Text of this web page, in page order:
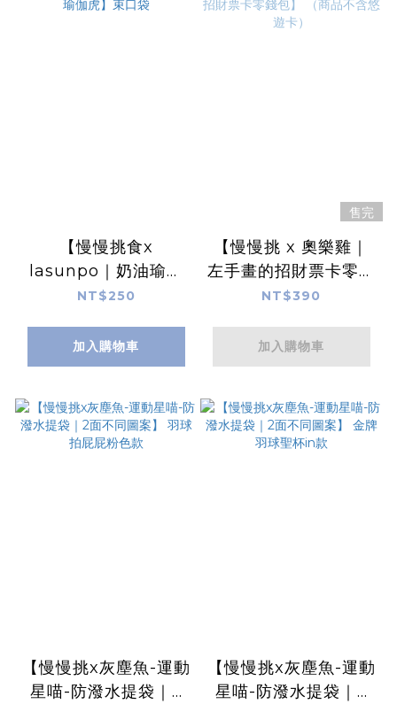
【慢慢挑食x
lasunpo｜奶油瑜伽
虎】束口袋
NT$250
加入購物車
售完
【慢慢挑 x 奧樂雞｜
左手畫的招財票卡零錢
包】 （商品不含悠遊
NT$390
加入購物車
【慢慢挑x灰塵魚-運動
星喵-防潑水提袋｜2
【慢慢挑x灰塵魚-運動
星喵-防潑水提袋｜2